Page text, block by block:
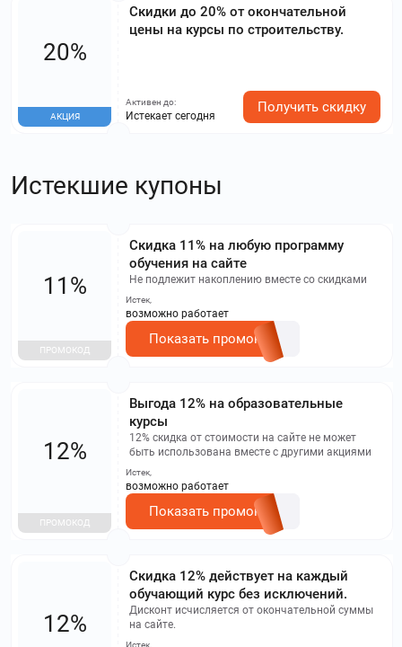
Скидки до 20% от окончательной
цены на курсы по строительству.
20%
АКЦИЯ
Активен до:
Истекает сегодня
Получить скидку
Истекшие купоны
Скидка 11% на любую программу
обучения на сайте
Не подлежит накоплению вместе со скидками
11%
ПРОМОКОД
Истек,
возможно работает
Показать промокод
Выгода 12% на образовательные
курсы
12% скидка от стоимости на сайте не может
быть использована вместе с другими акциями
12%
ПРОМОКОД
Истек,
возможно работает
Показать промокод
Скидка 12% действует на каждый
обучающий курс без исключений.
Дисконт исчисляется от окончательной суммы
на сайте.
12%
Истек,